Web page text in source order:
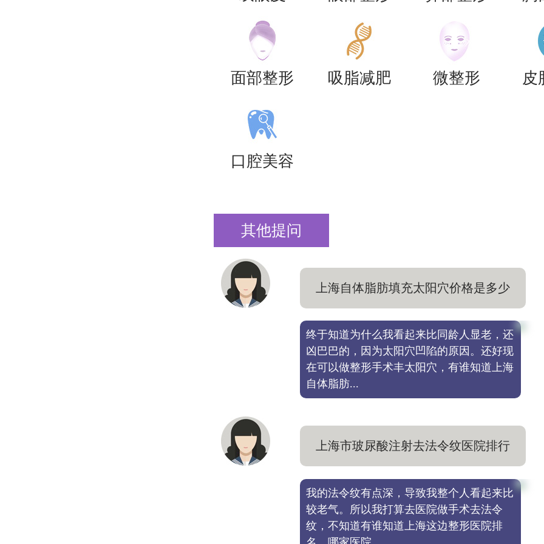
面部整形 吸脂减肥 微整形 皮
口腔美容
其他提问
上海自体脂肪填充太阳穴价格是多少
钱，选择哪家医院好
终于知道为什么我看起来比同龄人显老，还
凶巴巴的，因为太阳穴凹陷的原因。还好现
在可以做整形手术丰太阳穴，有谁知道上海
自体脂肪...
上海市玻尿酸注射去法令纹医院排行
榜，哪家医院更正规
我的法令纹有点深，导致我整个人看起来比
较老气。所以我打算去医院做手术去法令
纹，不知道有谁知道上海这边整形医院排